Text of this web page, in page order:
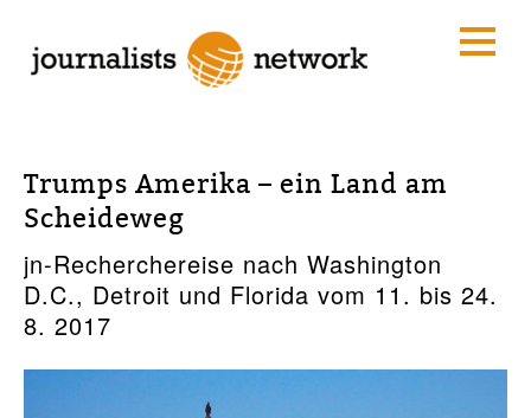
Trumps Amerika – ein Land am
Scheideweg
jn-Recherchereise nach Washington
D.C., Detroit und Florida vom 11. bis 24.
8. 2017